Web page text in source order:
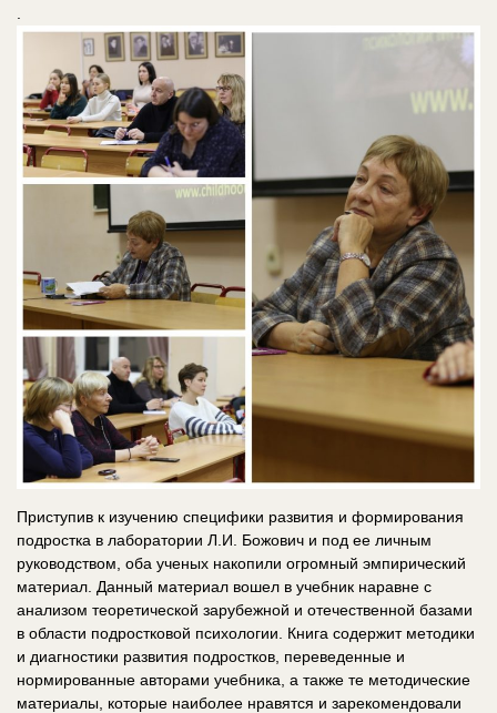
Приступив к изучению специфики развития и формирования
подростка в лаборатории Л.И. Божович и под ее личным
руководством, оба ученых накопили огромный эмпирический
материал. Данный материал вошел в учебник наравне с
анализом теоретической зарубежной и отечественной базами
в области подростковой психологии. Книга содержит методики
и диагностики развития подростков, переведенные и
нормированные авторами учебника, а также те методические
материалы, которые наиболее нравятся и зарекомендовали